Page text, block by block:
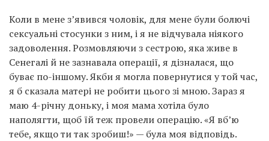
Коли в мене з’явився чоловік, для мене були болючі
сексуальні стосунки з ним, і я не відчувала ніякого
задоволення. Розмовляючи з сестрою, яка живе в
Сенегалі й не зазнавала операції, я дізналася, що
буває по-іншому. Якби я могла повернутися у той час,
я б сказала матері не робити цього зі мною. Зараз я
маю 4-річну доньку, і моя мама хотіла було
наполягти, щоб їй теж провели операцію. «Я вб’ю
тебе, якщо ти так зробиш!» — була моя відповідь.